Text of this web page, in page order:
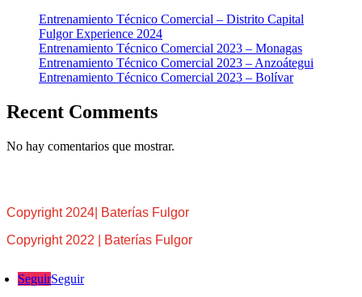
Entrenamiento Técnico Comercial – Distrito Capital
Fulgor Experience 2024
Entrenamiento Técnico Comercial 2023 – Monagas
Entrenamiento Técnico Comercial 2023 – Anzoátegui
Entrenamiento Técnico Comercial 2023 – Bolívar
Recent Comments
No hay comentarios que mostrar.
Copyright 2024| Baterías Fulgor
Copyright 2022 | Baterías Fulgor
SeguirSeguir